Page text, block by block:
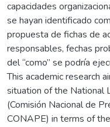
capacidades
se hayan identificado
propuesta de fichas de
responsables, fechas
del “como” se podría
This academic research
situation of the National
(Comisión Nacional de
CONAPE) in terms of